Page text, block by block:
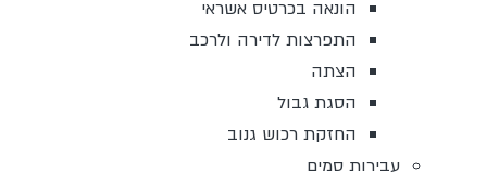
הונאה בכרטיס אשראי
התפרצות לדירה ולרכב
הצתה
הסגת גבול
החזקת רכוש גנוב
עבירות סמים